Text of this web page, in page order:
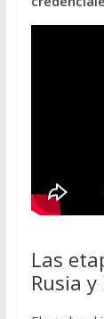
Las
Rusia